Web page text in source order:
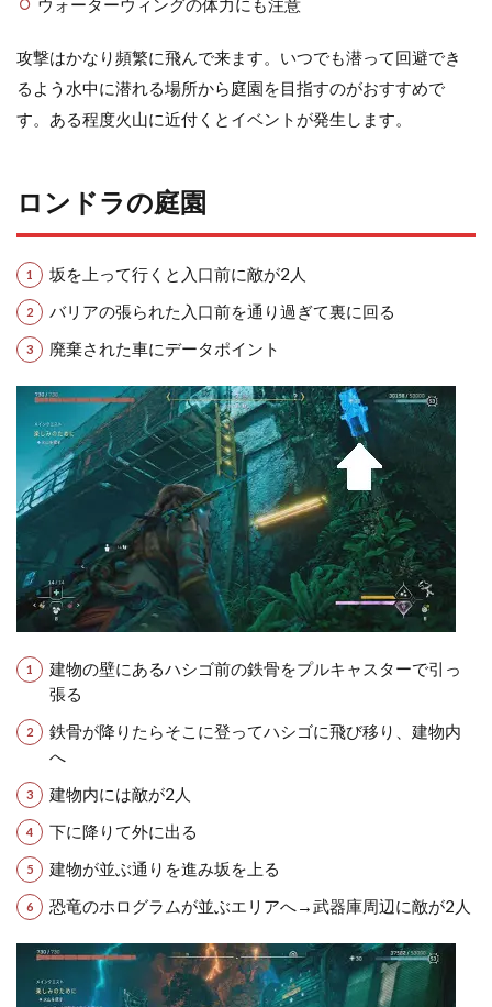
攻撃はかなり頻繁に飛んで来ます。いつでも潜って回避でき
るよう水中に潜れる場所から庭園を目指すのがおすすめで
す。ある程度火山に近付くとイベントが発生します。
ロンドラの庭園
坂を上って行くと入口前に敵が2人
バリアの張られた入口前を通り過ぎて裏に回る
廃棄された車にデータポイント
建物の壁にあるハシゴ前の鉄骨をプルキャスターで引っ
張る
鉄骨が降りたらそこに登ってハシゴに飛び移り、建物内
へ
建物内には敵が2人
下に降りて外に出る
建物が並ぶ通りを進み坂を上る
恐竜のホログラムが並ぶエリアへ→武器庫周辺に敵が2人